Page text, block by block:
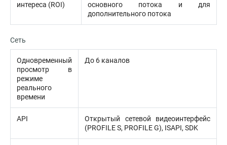
интереса (ROI)
основного потока и для
дополнительного потока
Сеть
Одновременный
просмотр в
режиме
реального
времени
До 6 каналов
API
Открытый сетевой видеоинтерфейс
(PROFILE S, PROFILE G), ISAPI, SDK